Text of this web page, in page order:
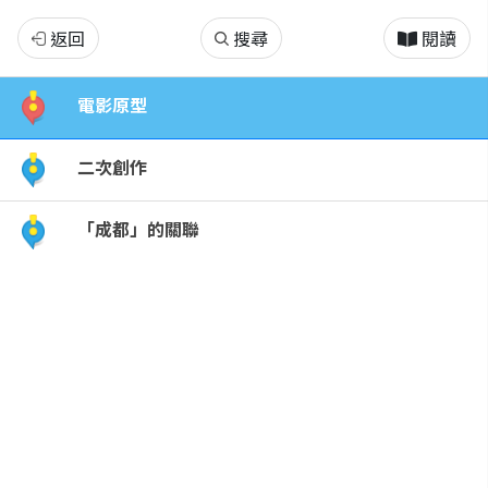
成
都
超
人
返回 搜尋 閱讀
電影原型
二次創作
「成都」的關聯